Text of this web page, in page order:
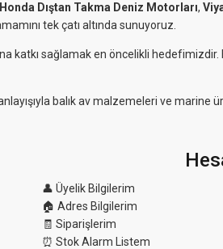
Honda Dıştan Takma Deniz Motorları,
tek çatı altında sunuyoruz.
na katkı sağlamak en öncelikli hedefimizdir.
balık av malzemeleri ve marine
👤 Üyelik Bilgilerim
🏠 Adres Bilgilerim
🧾 Siparişlerim
⏰ Stok Alarm Listem